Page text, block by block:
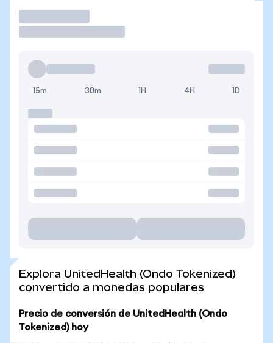
15m 30m 1H 4H 1D
Explora UnitedHealth (Ondo Tokenized)
convertido a monedas populares
Precio de conversión de UnitedHealth (Ondo
Tokenized) hoy